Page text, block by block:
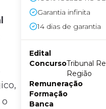
Garantia infinita
14 dias de garantia
Edital
ConcursoTribunal
Região
Remuneração
Formação
Banca